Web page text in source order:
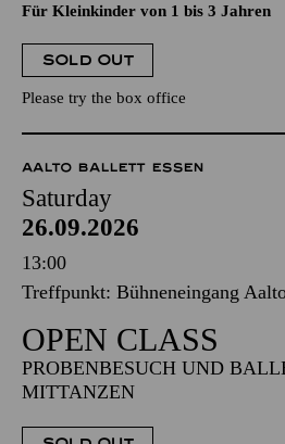
Für Kleinkinder von 1 bis 3 Jahren
SOLD OUT
Please try the box office
AALTO BALLETT ESSEN
Saturday
26.09.2026
13:00
Treffpunkt: Bühneneingang
OPEN CLASS
PROBENBESUCH UND
MITTANZEN